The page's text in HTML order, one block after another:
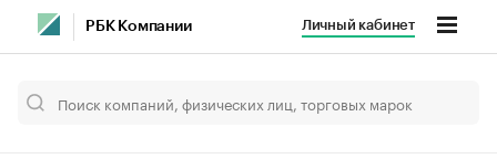
РБК Компании Личный кабинет